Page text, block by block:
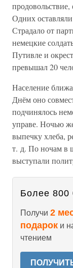
Одних
Страдало от
немецкие
Путивле и
превышал 20
Население
Днём оно
подчинялось
управе. Ночью
выпечку хлеба,
т. д. По ночам в
выступали
Более 800
Получи 2
подарок и
чтением